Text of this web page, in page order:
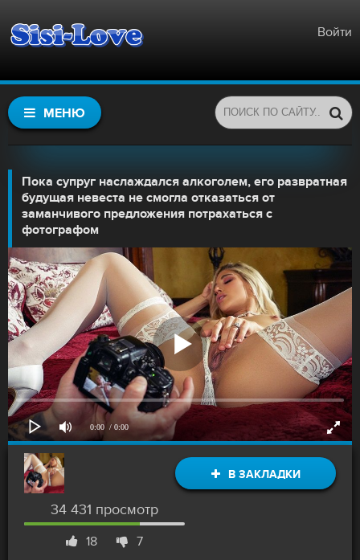
Войти
МЕНЮ
Пока супруг наслаждался алкоголем, его развратная
будущая невеста не смогла отказаться от
заманчивого предложения потрахаться с
фотографом
0:00 / 0:00
В ЗАКЛАДКИ
34 431 просмотр
18 7